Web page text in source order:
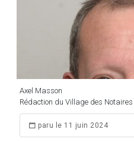
Axel Masson
Rédaction du Village des
paru le 11 juin 2024